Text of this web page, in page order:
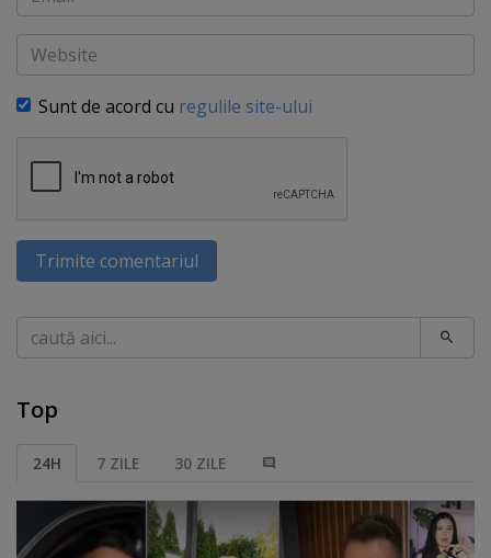
Website
Sunt de acord cu regulile site-ului
Trimite comentariul
Caută
Top
24H 7 ZILE 30 ZILE